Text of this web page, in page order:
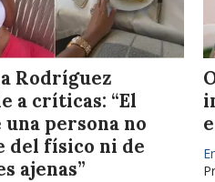
Rodríguez
a críticas: “El
persona no
del físico ni de
ajenas”